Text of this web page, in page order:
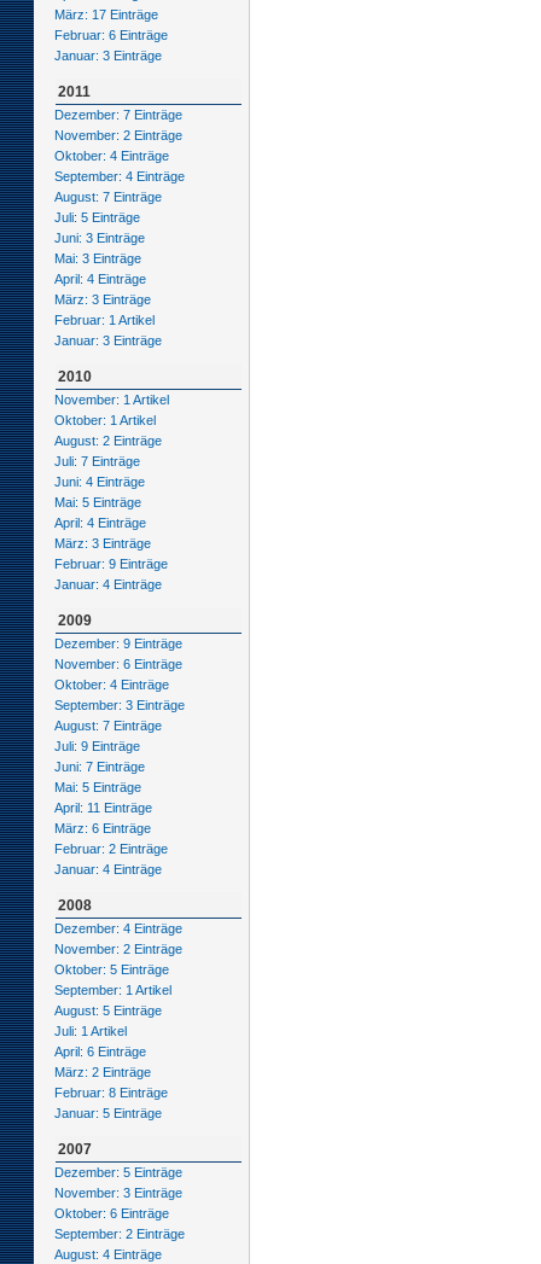
März: 17 Einträge
Februar: 6 Einträge
Januar: 3 Einträge
2011
Dezember: 7 Einträge
November: 2 Einträge
Oktober: 4 Einträge
September: 4 Einträge
August: 7 Einträge
Juli: 5 Einträge
Juni: 3 Einträge
Mai: 3 Einträge
April: 4 Einträge
März: 3 Einträge
Februar: 1 Artikel
Januar: 3 Einträge
2010
November: 1 Artikel
Oktober: 1 Artikel
August: 2 Einträge
Juli: 7 Einträge
Juni: 4 Einträge
Mai: 5 Einträge
April: 4 Einträge
März: 3 Einträge
Februar: 9 Einträge
Januar: 4 Einträge
2009
Dezember: 9 Einträge
November: 6 Einträge
Oktober: 4 Einträge
September: 3 Einträge
August: 7 Einträge
Juli: 9 Einträge
Juni: 7 Einträge
Mai: 5 Einträge
April: 11 Einträge
März: 6 Einträge
Februar: 2 Einträge
Januar: 4 Einträge
2008
Dezember: 4 Einträge
November: 2 Einträge
Oktober: 5 Einträge
September: 1 Artikel
August: 5 Einträge
Juli: 1 Artikel
April: 6 Einträge
März: 2 Einträge
Februar: 8 Einträge
Januar: 5 Einträge
2007
Dezember: 5 Einträge
November: 3 Einträge
Oktober: 6 Einträge
September: 2 Einträge
August: 4 Einträge